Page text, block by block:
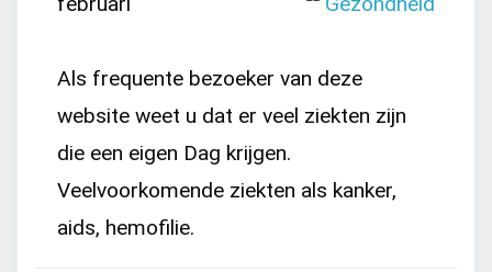
Als frequente bezoeker van deze
website weet u dat er veel ziekten zijn
die een eigen Dag krijgen.
Veelvoorkomende ziekten als kanker,
aids, hemofilie.